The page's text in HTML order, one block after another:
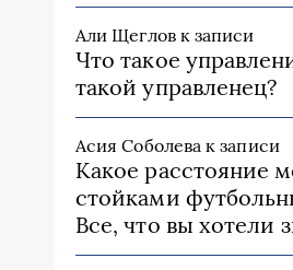
Али Щегловк записи
Что такое
такой управленец?
Асия Соболева к записи
Какое расстояние
стойками
Все, что вы хотели